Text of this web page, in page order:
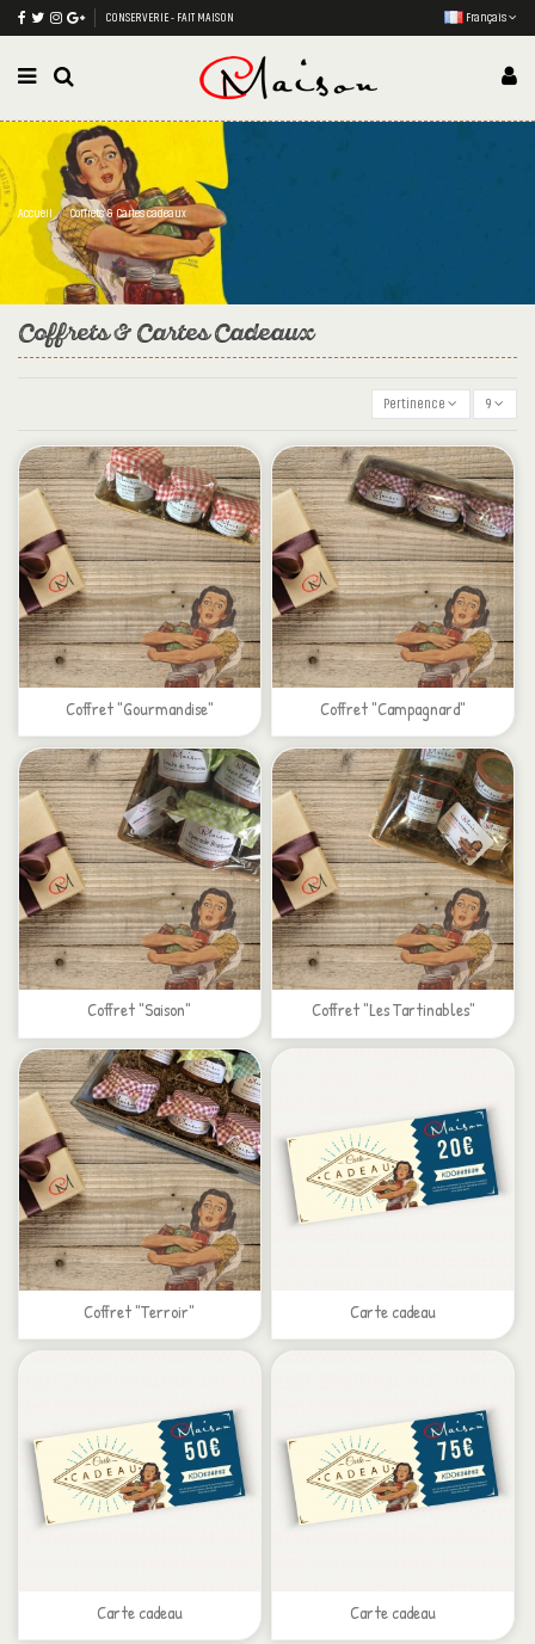
CONSERVERIE - FAIT MAISON Français
Accueil Coffrets & Cartes cadeaux
Coffrets & Cartes Cadeaux
Pertinence 9
Coffret "Gourmandise" Coffret "Campagnard"
Coffret "Saison" Coffret "Les Tartinables"
Coffret "Terroir" Carte cadeau
Carte cadeau Carte cadeau